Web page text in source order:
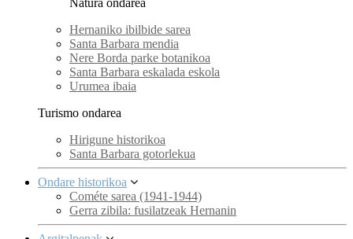
Hernaniko ibilbide sarea
Santa Barbara mendia
Nere Borda parke botanikoa
Santa Barbara eskalada eskola
Urumea ibaia
Turismo ondarea
Hirigune historikoa
Santa Barbara gotorlekua
Ondare historikoa
Cométe sarea (1941-1944)
Gerra zibila: fusilatzeak Hernanin